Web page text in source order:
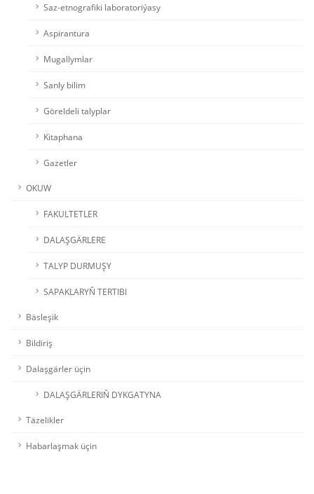
Saz-etnografiki laboratoriýasy
Aspirantura
Mugallymlar
Sanly bilim
Göreldeli talyplar
Kitaphana
Gazetler
OKUW
FAKULTETLER
DALAŞGÄRLERE
TALYP DURMUŞY
SAPAKLARYŇ TERTIBI
Bäsleşik
Bildiriş
Dalaşgärler üçin
DALAŞGÄRLERIŇ DYKGATYNA
Täzelikler
Habarlaşmak üçin